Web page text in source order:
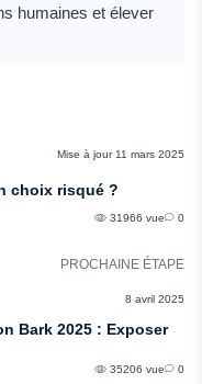
humaines et élever
Mise à jour 11 mars 2025
choix risqué ?
31966 vue 0
PROCHAINE ÉTAPE
8 avril 2025
Bark 2025 : Exposer
35206 vue 0